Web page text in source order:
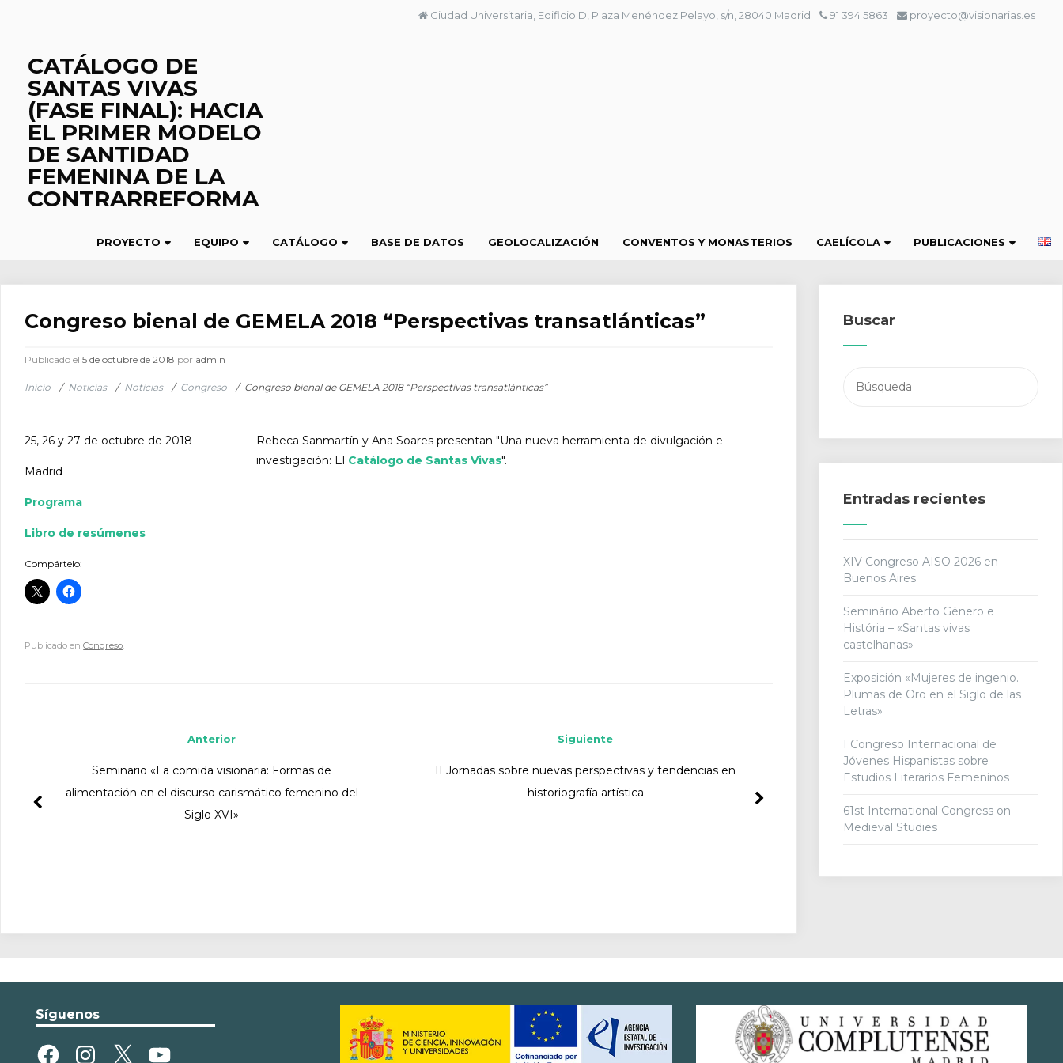
Ciudad Universitaria, Edificio D, Plaza Menéndez Pelayo, s/n, 28040 Madrid 91 394 5863 proyecto@visionarias.es
CATÁLOGO DE
SANTAS VIVAS
(FASE FINAL): HACIA
EL PRIMER MODELO
DE SANTIDAD
FEMENINA DE LA
CONTRARREFORMA
PROYECTO EQUIPO CATÁLOGO BASE DE DATOS GEOLOCALIZACIÓN CONVENTOS Y MONASTERIOS CAELÍCOLA PUBLICACIONES
Congreso bienal de GEMELA 2018 “Perspectivas transatlánticas”
Publicado el5 de octubre de 2018 por admin
Inicio / Noticias / Noticias / Congreso / Congreso bienal de GEMELA 2018 “Perspectivas transatlánticas”
25, 26 y 27 de octubre de 2018
Madrid
Programa
Libro de resúmenes
Rebeca Sanmartín y Ana Soares presentan "Una nueva herramienta de divulgación e
investigación: El Catálogo de Santas Vivas".
Compártelo:
Publicado enCongreso.
Siguiente
II Jornadas sobre nuevas perspectivas y tendencias en
historiografía artística
Anterior
Seminario «La comida visionaria: Formas de
alimentación en el discurso carismático femenino del
Siglo XVI»
Buscar
Entradas recientes
XIV Congreso AISO 2026 en
Buenos Aires
Seminário Aberto Género e
História – «Santas vivas
castelhanas»
Exposición «Mujeres de ingenio.
Plumas de Oro en el Siglo de las
Letras»
I Congreso Internacional de
Jóvenes Hispanistas sobre
Estudios Literarios Femeninos
61st International Congress on
Medieval Studies
Síguenos
FacebookInstagram
X YouTube